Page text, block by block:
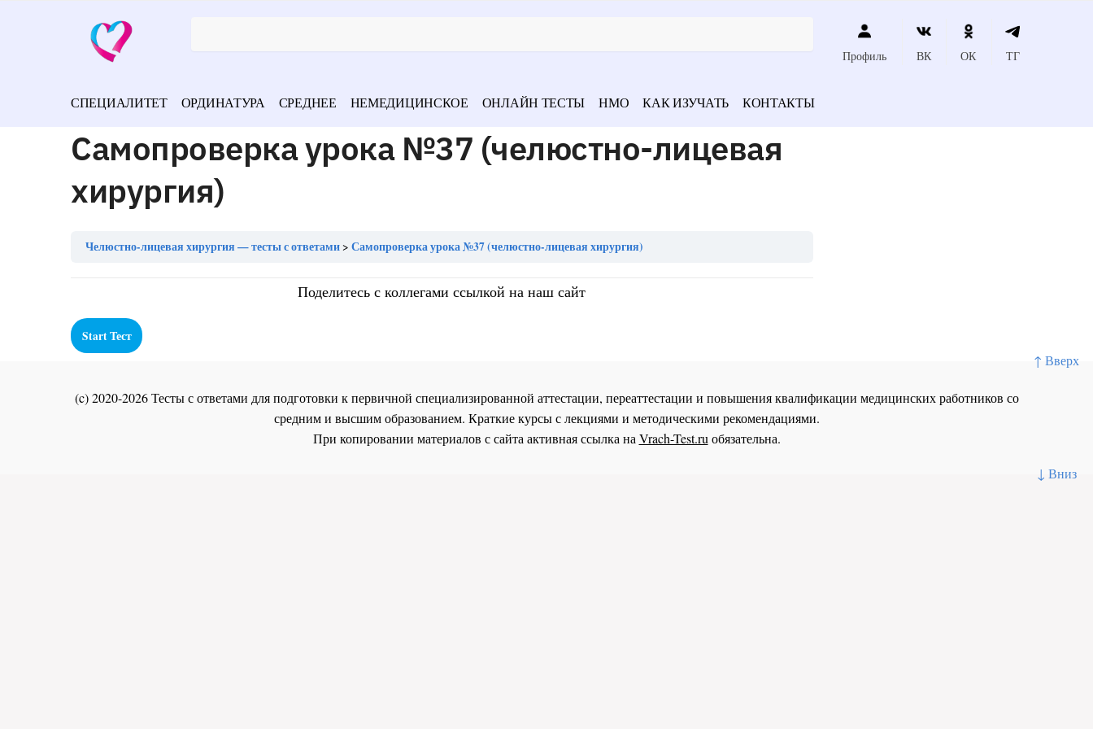
↑ Вверх
↓ Вниз
Профиль ВК ОК ТГ
СПЕЦИАЛИТЕТ ОРДИНАТУРА СРЕДНЕЕ НЕМЕДИЦИНСКОЕ ОНЛАЙН ТЕСТЫ НМО КАК ИЗУЧАТЬ КОНТАКТЫ
Самопроверка урока №37 (челюстно-лицевая
хирургия)
Челюстно-лицевая хирургия — тесты с ответами Самопроверка урока №37 (челюстно-лицевая хирургия)
Поделитесь с коллегами ссылкой на наш сайт
(c) 2020-2026 Тесты с ответами для подготовки к первичной специализированной аттестации, переаттестации и повышения квалификации медицинских работников со
средним и высшим образованием. Краткие курсы с лекциями и методическими рекомендациями.
При копировании материалов с сайта активная ссылка на Vrach-Test.ru обязательна.